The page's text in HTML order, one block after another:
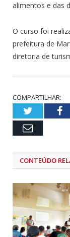
alimentos e das
O curso foi
prefeitura de
diretoria de
COMPARTILHAR:
Twitter
Email
CONTEÚDO